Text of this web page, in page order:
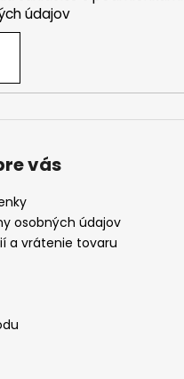
údajov
vás
osobných údajov
a vrátenie tovaru